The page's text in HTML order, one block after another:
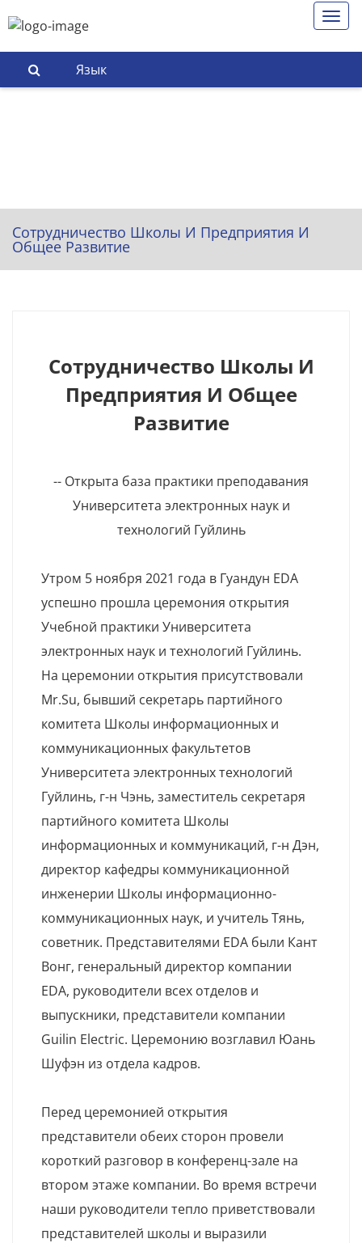
Язык
Сотрудничество Школы И Предприятия И
Общее Развитие
Сотрудничество Школы И
Предприятия И Общее
Развитие
-- Открыта база практики преподавания
Университета электронных наук и
технологий Гуйлинь
Утром 5 ноября 2021 года в Гуандун EDA
успешно прошла церемония открытия
Учебной практики Университета
электронных наук и технологий Гуйлинь.
На церемонии открытия присутствовали
Mr.Su, бывший секретарь партийного
комитета Школы информационных и
коммуникационных факультетов
Университета электронных технологий
Гуйлинь, г-н Чэнь, заместитель секретаря
партийного комитета Школы
информационных и коммуникаций, г-н Дэн,
директор кафедры коммуникационной
инженерии Школы информационно-
коммуникационных наук, и учитель Тянь,
советник. Представителями EDA были Кант
Вонг, генеральный директор компании
EDA, руководители всех отделов и
выпускники, представители компании
Guilin Electric. Церемонию возглавил Юань
Шуфэн из отдела кадров.
Перед церемонией открытия
представители обеих сторон провели
короткий разговор в конференц-зале на
втором этаже компании. Во время встречи
наши руководители тепло приветствовали
представителей школы и выразили